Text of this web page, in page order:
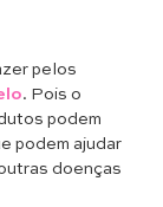
pelos
. Pois o
podem
podem ajudar
doenças